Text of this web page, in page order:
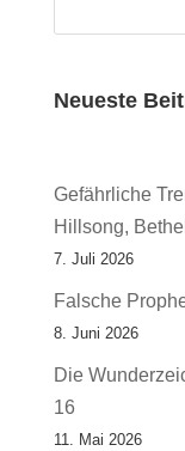
Neueste
Gefährliche
Hillsong,
7. Juli 2026
Falsche
8. Juni 2026
Die
16
11. Mai 2026